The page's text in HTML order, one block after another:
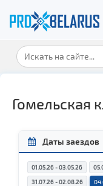
Гомельская
Даты заездов
01.05.26 - 03.05.26
31.07.26 - 02.08.26